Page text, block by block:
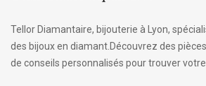
Tellor Diamantaire, bijouterie à Lyon,
des bijoux en diamant.Découvrez des
de conseils personnalisés pour trouver